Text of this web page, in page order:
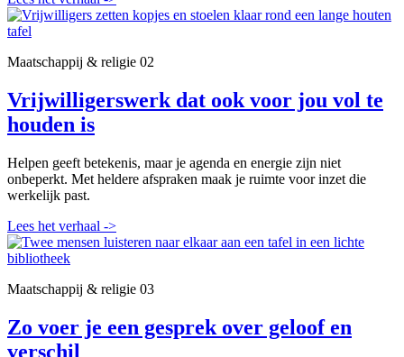
Maatschappij & religie 02
Vrijwilligerswerk dat ook voor jou vol te
houden is
Helpen geeft betekenis, maar je agenda en energie zijn niet
onbeperkt. Met heldere afspraken maak je ruimte voor inzet die
werkelijk past.
Lees het verhaal ->
Maatschappij & religie 03
Zo voer je een gesprek over geloof en
verschil